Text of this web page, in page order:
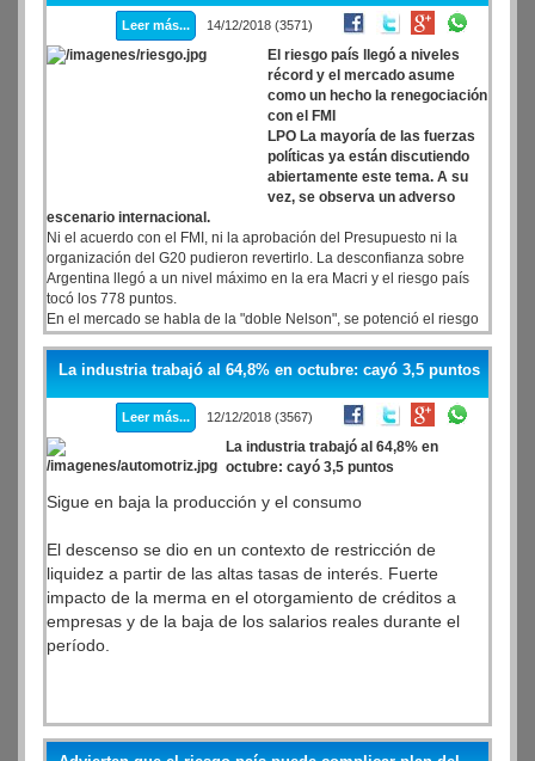
Leer más... 14/12/2018 (3571)
El riesgo país llegó a niveles
récord y el mercado asume
como un hecho la renegociación
con el FMI
LPO La mayoría de las fuerzas
políticas ya están discutiendo
abiertamente este tema. A su
vez, se observa un adverso
escenario internacional.
Ni el acuerdo con el FMI, ni la aprobación del Presupuesto ni la
organización del G20 pudieron revertirlo. La desconfianza sobre
Argentina llegó a un nivel máximo en la era Macri y el riesgo país
tocó los 778 puntos.
En el mercado se habla de la "doble Nelson", se potenció el riesgo
local a partir de un adelantamiento de la discusión electoral y al
mismo tiempo, el mundo está traccionando negativamente con un
viernes negro de alta volatilidad financiera.
La industria trabajó al 64,8% en octubre: cayó 3,5 puntos
Leer más... 12/12/2018 (3567)
La industria trabajó al 64,8% en
octubre: cayó 3,5 puntos
Sigue en baja la producción y el consumo
El descenso se dio en un contexto de restricción de
liquidez a partir de las altas tasas de interés. Fuerte
impacto de la merma en el otorgamiento de créditos a
empresas y de la baja de los salarios reales durante el
período.